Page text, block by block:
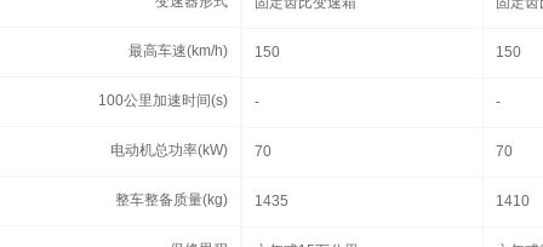
最高车速(km/h) 150 150
100公里加速时间(s) - -
电动机总功率(kW) 70 70
整车整备质量(kg) 1435 1410
最高车速(km/h)
100公里加速时间(s)
电动机总功率(kW)
整车整备质量(kg)